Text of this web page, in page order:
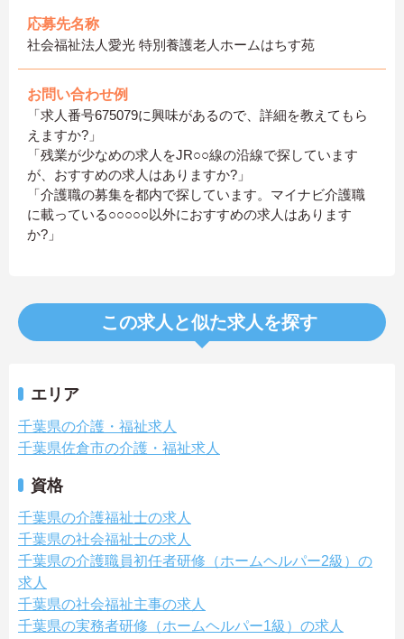
応募先名称
社会福祉法人愛光 特別養護老人ホームはちす苑
お問い合わせ例
「求人番号675079に興味があるので、詳細を教えてもら
えますか?」
「残業が少なめの求人をJR○○線の沿線で探しています
が、おすすめの求人はありますか?」
「介護職の募集を都内で探しています。マイナビ介護職
に載っている○○○○○以外におすすめの求人はあります
か?」
この求人と似た求人を探す
エリア
千葉県の介護・福祉求人
千葉県佐倉市の介護・福祉求人
資格
千葉県の介護福祉士の求人
千葉県の社会福祉士の求人
千葉県の介護職員初任者研修（ホームヘルパー2級）の
求人
千葉県の社会福祉主事の求人
千葉県の実務者研修（ホームヘルパー1級）の求人